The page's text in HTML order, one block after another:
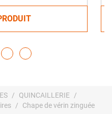
QUINCAILLERIE
Chape de vérin zinguée